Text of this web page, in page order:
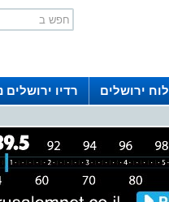
לוח ירושלים
רדיו ירושלים